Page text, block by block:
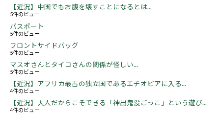
【近況】中国でもお腹を壊すことになるとは...
5件のビュー
パスポート
5件のビュー
フロントサイドバッグ
5件のビュー
マスオさんとタイコさんの関係が怪しい...
5件のビュー
【近況】アフリカ最古の独立国であるエチオピアに入る...
4件のビュー
【近況】大人だからこそできる「神出鬼没ごっこ」という遊び...
4件のビュー